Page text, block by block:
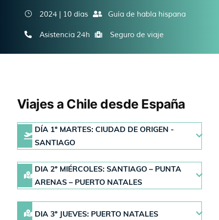
2024 | 10 días Guía de habla hispana
Asistencia 24h Seguro de viaje
Viajes a Chile desde España
DÍA 1º MARTES: CIUDAD DE ORIGEN -
SANTIAGO
DIA 2º MIÉRCOLES: SANTIAGO – PUNTA
ARENAS – PUERTO NATALES
DIA 3º JUEVES: PUERTO NATALES